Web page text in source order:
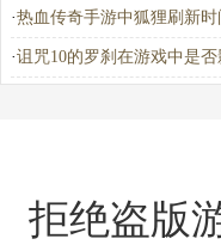
·热血传奇手游中狐狸刷新时
·诅咒10的罗刹在游戏中是
拒绝盗版